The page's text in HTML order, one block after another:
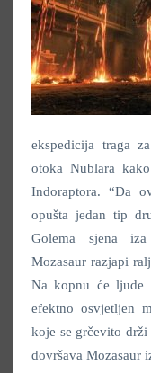
ekspedicija traga
otoka Nublara
Indoraptora. “Da
opušta jedan tip
Golema sjena
Mozasaur razjapi
Na kopnu će ljude
efektno osvjetljen
koje se grčevito drži
dovršava Mozasaur